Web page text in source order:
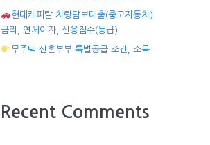
현대캐피탈 차량담보대출(중고자동차)
금리, 연체이자, 신용점수(등급)
무주택 신혼부부 특별공급 조건, 소득
Recent Comments